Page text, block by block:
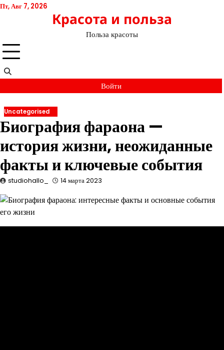
Перейти
Пт, Авг 7, 2026
Красота и польза
Польза красоты
Войти
Uncategorised
Биография фараона —
история жизни, неожиданные
факты и ключевые события
studiohallo_ 14 марта 2023